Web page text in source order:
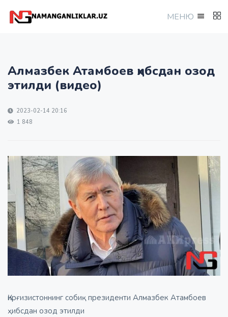
МEНЮ
Алмазбек Атамбоев ҳибсдан озод
этилди (видео)
2023-02-14 20:16
1 848
Қирғизистоннинг собиқ президенти Алмазбек Атамбоев
ҳибсдан озод этилди